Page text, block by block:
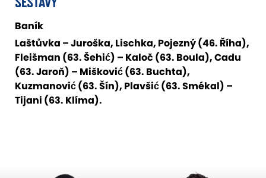
Baník
Laštůvka – Juroška, Lischka, Pojezný (46. Říha),
Fleišman (63. Šehić) – Kaloč (63. Boula), Cadu
(63. Jaroň) – Mišković (63. Buchta),
Kuzmanović (63. Šín), Plavšić (63. Smékal) –
Tijani (63. Klíma).